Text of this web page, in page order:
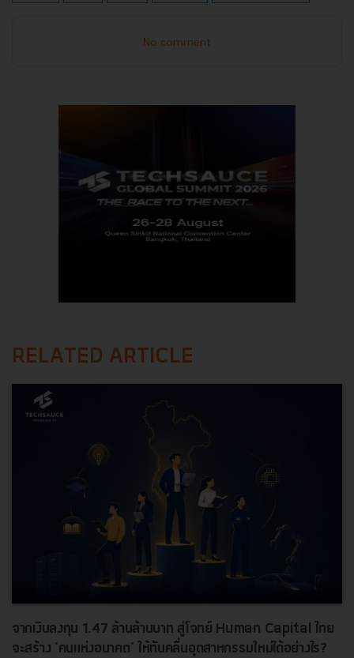
No comment
RELATED ARTICLE
จากเงินลงทุน 1.47 ล้านล้านบาท สู่โจทย์ Human Capital ไทย
จะสร้าง 'คนแห่งอนาคต' ให้ทันคลื่นอุตสาหกรรมใหม่ได้อย่างไร?